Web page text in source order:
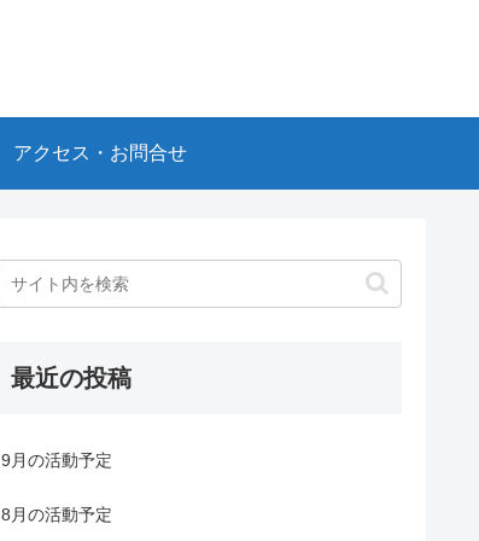
アクセス・お問合せ
最近の投稿
9月の活動予定
8月の活動予定